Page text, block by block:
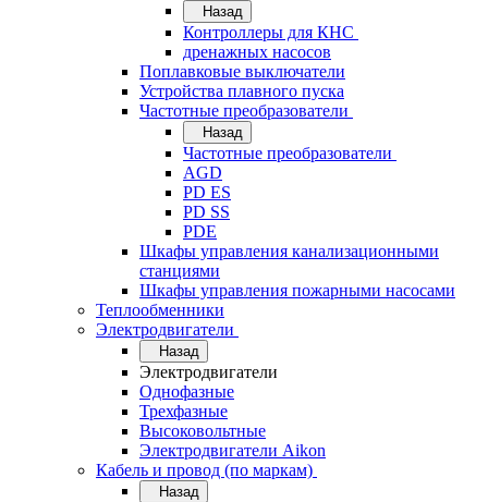
Назад
Контроллеры для КНС
дренажных насосов
Поплавковые выключатели
Устройства плавного пуска
Частотные преобразователи
Назад
Частотные преобразователи
AGD
PD ES
PD SS
PDE
Шкафы управления канализационными
станциями
Шкафы управления пожарными насосами
Теплообменники
Электродвигатели
Назад
Электродвигатели
Однофазные
Трехфазные
Высоковольтные
Электродвигатели Aikon
Кабель и провод (по маркам)
Назад